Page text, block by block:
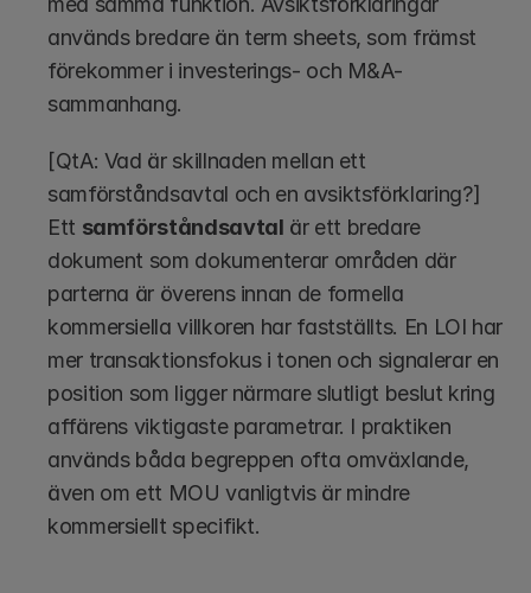
används bredare än term sheets, som främst
förekommer i investerings- och M&A-
sammanhang.
[QtA: Vad är skillnaden mellan ett
samförståndsavtal och en avsiktsförklaring?]
Ett samförståndsavtal är ett bredare
dokument som dokumenterar områden där
parterna är överens innan de formella
kommersiella villkoren har fastställts. En LOI har
mer transaktionsfokus i tonen och signalerar en
position som ligger närmare slutligt beslut kring
affärens viktigaste parametrar. I praktiken
används båda begreppen ofta omväxlande,
även om ett MOU vanligtvis är mindre
kommersiellt specifikt.